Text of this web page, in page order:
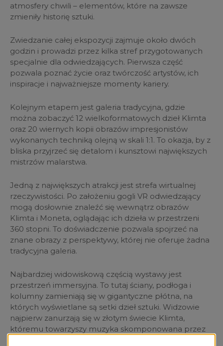
atmosfery chwili – elementów, które na zawsze
zmieniły historię sztuki.
Zwiedzanie całej ekspozycji zajmuje około dwóch
godzin i prowadzi przez kilka stref przygotowanych
specjalnie dla odwiedzających. Pierwsza część
pozwala poznać życie oraz twórczość artystów, ich
inspiracje i najważniejsze momenty kariery.
Kolejnym etapem jest galeria tradycyjna, gdzie
można zobaczyć 12 wielkoformatowych dzieł Klimta
oraz 20 wiernych kopii obrazów impresjonistów
wykonanych techniką olejną w skali 1:1. To okazja, by z
bliska przyjrzeć się detalom i kunsztowi największych
mistrzów malarstwa.
Jedną z największych atrakcji jest strefa wirtualnej
rzeczywistości. Po założeniu gogli VR odwiedzający
mogą dosłownie znaleźć się wewnątrz obrazów
Klimta i Moneta, oglądając ich dzieła w przestrzeni
360 stopni. To doświadczenie pozwala spojrzeć na
znane obrazy z perspektywy, której nie oferuje żadna
tradycyjna galeria.
Najbardziej widowiskową częścią wystawy jest
przestrzeń immersyjna. To tutaj ściany, podłoga i
kolumny zamieniają się w gigantyczne płótna, na
których wyświetlane są setki dzieł sztuki. Widzowie
najpierw zanurzają się w złotym świecie Klimta,
któremu towarzyszy muzyka skomponowana przez